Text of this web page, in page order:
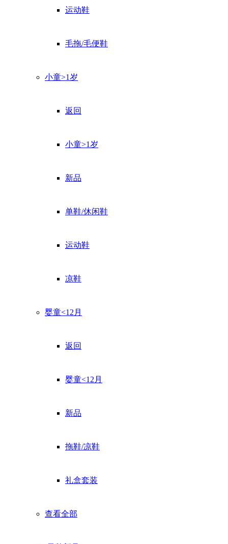
运动鞋
毛拖/毛便鞋
小童>1岁
返回
小童>1岁
新品
单鞋/休闲鞋
运动鞋
凉鞋
婴童<12月
返回
婴童<12月
新品
拖鞋/凉鞋
礼盒套装
查看全部